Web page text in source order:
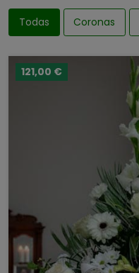
Todas Coronas
121,00 €